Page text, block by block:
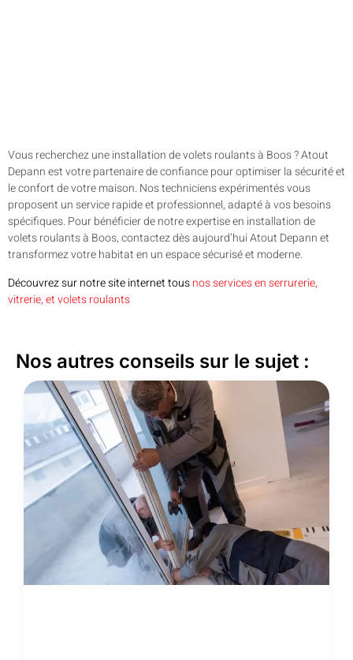
Vous recherchez une installation de volets roulants à Boos ? Atout
Depann est votre partenaire de confiance pour optimiser la sécurité et
le confort de votre maison. Nos techniciens expérimentés vous
proposent un service rapide et professionnel, adapté à vos besoins
spécifiques. Pour bénéficier de notre expertise en installation de
volets roulants à Boos, contactez dès aujourd’hui Atout Depann et
transformez votre habitat en un espace sécurisé et moderne.
Découvrez sur notre site internet tousnos services en serrurerie,
vitrerie, et volets roulants
Nos autres conseils sur le sujet :